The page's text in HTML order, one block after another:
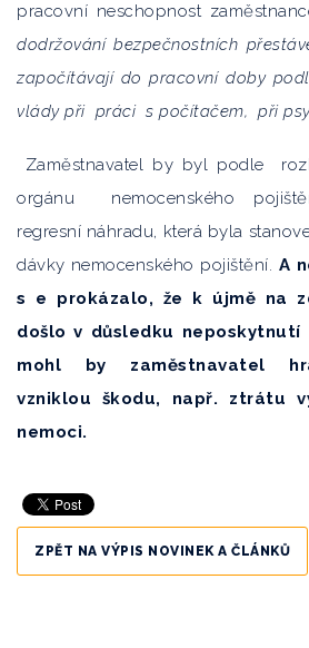
pracovní neschopnost
dodržování bezpečnostních
započítávají do pracovní doby
vlády při práci s počítačem, při
Zaměstnavatel by byl podle
orgánu nemocenského
regresní náhradu, která byla
dávky nemocenského pojištění. A
s e prokázalo, že k újmě na
došlo v důsledku
mohl by zaměstnavatel
vzniklou škodu, např. ztrátu
nemoci.
ZPĚT NA VÝPIS NOVINEK A ČLÁNKŮ